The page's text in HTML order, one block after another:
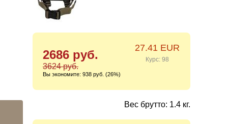
2686 руб.
3624 руб.
Вы экономите: 938 руб. (26%)
27.41 EUR
Курс: 98
Вес брутто: 1.4 кг.